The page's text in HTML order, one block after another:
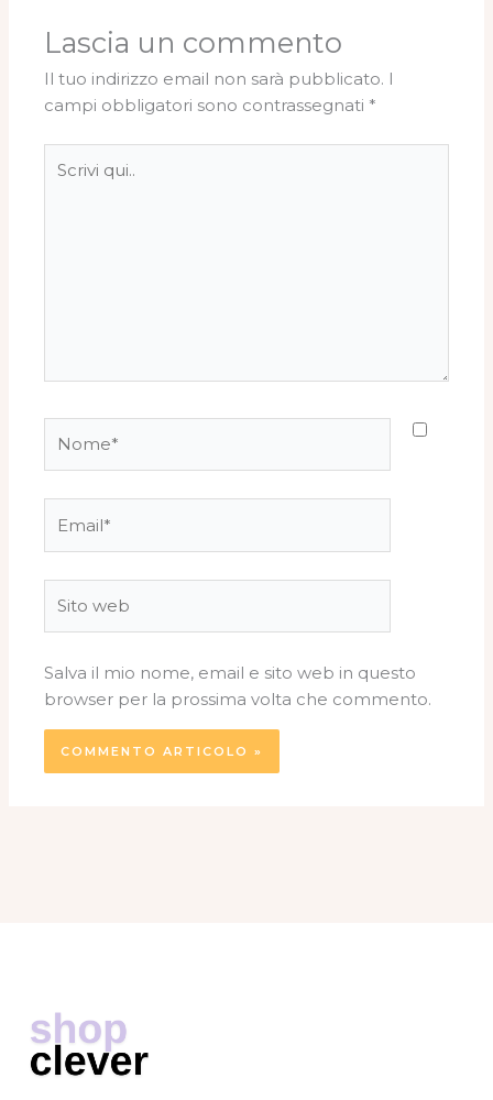
Lascia un commento
Il tuo indirizzo email non sarà pubblicato. I
campi obbligatori sono contrassegnati *
qui..
web
Salva il mio nome, email e sito web in questo
browser per la prossima volta che commento.